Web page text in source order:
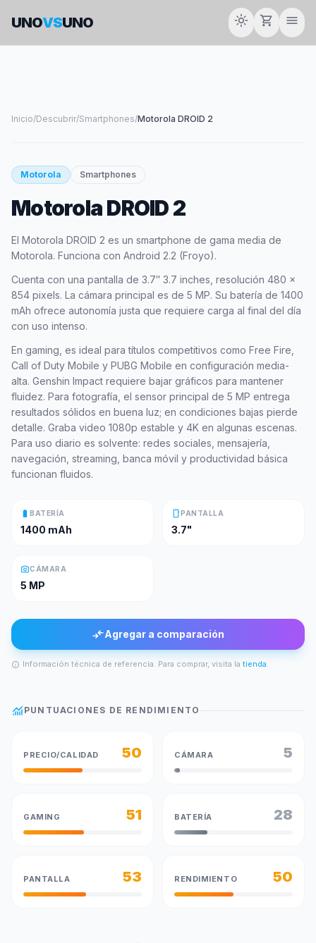
UNOVSUNO light_mode shopping_cart menu
Inicio/Descubrir/Smartphones/Motorola DROID 2
smartphone
MOTOROLA
Motorola Smartphones
Motorola DROID 2
El Motorola DROID 2 es un smartphone de gama media de
Motorola. Funciona con Android 2.2 (Froyo).
Cuenta con una pantalla de 3.7″ 3.7 inches, resolución 480 x
854 pixels. La cámara principal es de 5 MP. Su batería de 1400
mAh ofrece autonomía justa que requiere carga al final del día
con uso intenso.
En gaming, es ideal para títulos competitivos como Free Fire,
Call of Duty Mobile y PUBG Mobile en configuración media-
alta. Genshin Impact requiere bajar gráficos para mantener
fluidez. Para fotografía, el sensor principal de 5 MP entrega
resultados sólidos en buena luz; en condiciones bajas pierde
detalle. Graba video 1080p estable y 4K en algunas escenas.
Para uso diario es solvente: redes sociales, mensajería,
navegación, streaming, banca móvil y productividad básica
funcionan fluidos.
battery_full BATERÍA
1400 mAh
smartphonePANTALLA
3.7"
photo_cameraCÁMARA
5 MP
compare_arrowsAgregar a comparación
info Información técnica de referencia. Para comprar, visita la tienda.
monitoring PUNTUACIONES DE RENDIMIENTO
PRECIO/CALIDAD 50 CÁMARA 5
GAMING 51 BATERÍA 28
PANTALLA 53 RENDIMIENTO 50